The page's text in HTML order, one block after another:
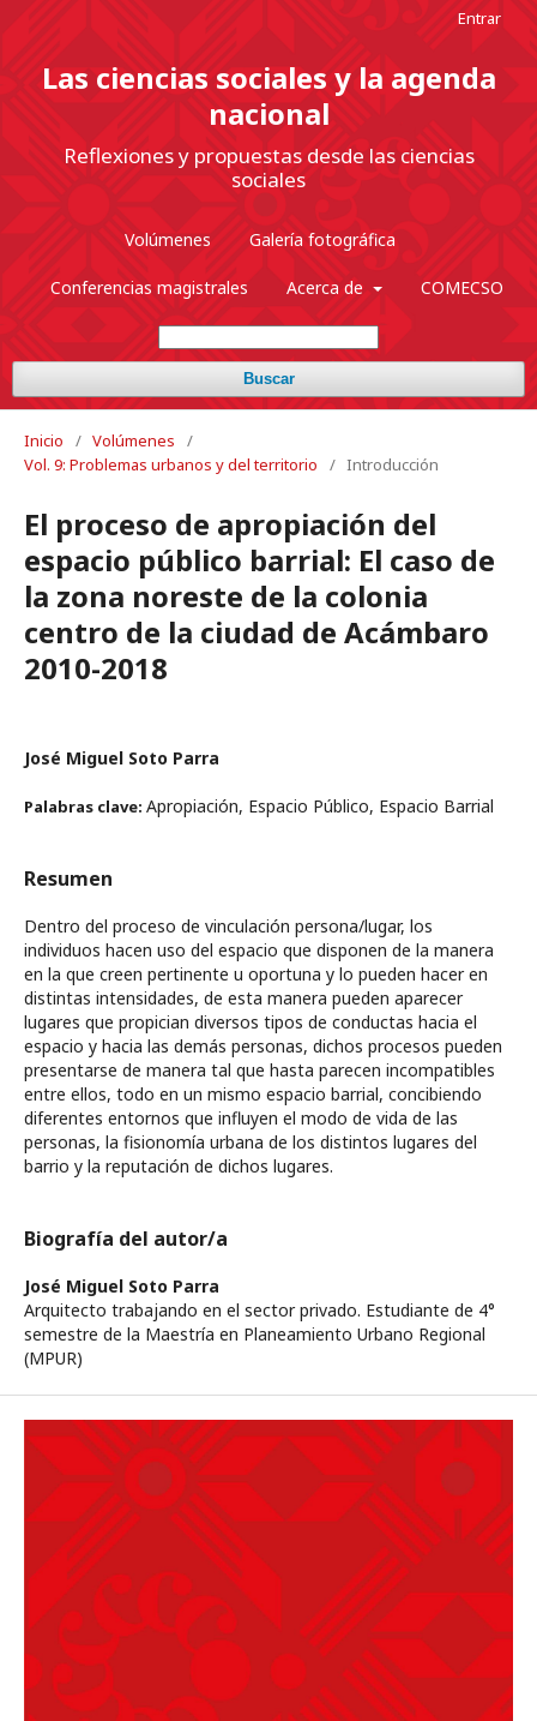
Las ciencias sociales y la agenda
nacional
Reflexiones y propuestas desde las ciencias
sociales
Volúmenes Galería fotográfica
Conferencias magistrales Acerca de COMECSO
Buscar
Entrar
Inicio / Volúmenes
/
Vol. 9: Problemas urbanos y del territorio
/ Introducción
El proceso de apropiación del
espacio público barrial: El caso de
la zona noreste de la colonia
centro de la ciudad de Acámbaro
2010-2018
José Miguel Soto Parra
Palabras clave: Apropiación, Espacio Público, Espacio Barrial
Resumen
Dentro del proceso de vinculación persona/lugar, los
individuos hacen uso del espacio que disponen de la manera
en la que creen pertinente u oportuna y lo pueden hacer en
distintas intensidades, de esta manera pueden aparecer
lugares que propician diversos tipos de conductas hacia el
espacio y hacia las demás personas, dichos procesos pueden
presentarse de manera tal que hasta parecen incompatibles
entre ellos, todo en un mismo espacio barrial, concibiendo
diferentes entornos que influyen el modo de vida de las
personas, la fisionomía urbana de los distintos lugares del
barrio y la reputación de dichos lugares.
Biografía del autor/a
José Miguel Soto Parra
Arquitecto trabajando en el sector privado. Estudiante de 4°
semestre de la Maestría en Planeamiento Urbano Regional
(MPUR)